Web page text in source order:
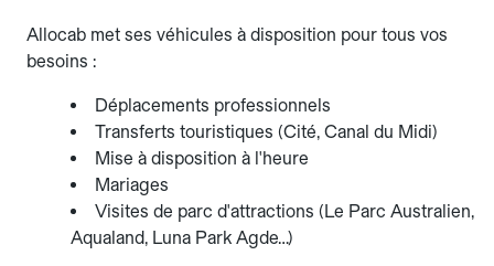
Allocab met ses véhicules à disposition pour tous vos
besoins :
Déplacements professionnels
Transferts touristiques (Cité, Canal du Midi)
Mise à disposition à l'heure
Mariages
Visites de parc d'attractions (Le Parc Australien,
Aqualand, Luna Park Agde…)